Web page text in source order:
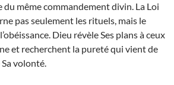
même commandement divin. La Loi
pas seulement les rituels, mais le
Dieu révèle Ses plans à ceux
et recherchent la pureté qui vient de
Sa volonté.